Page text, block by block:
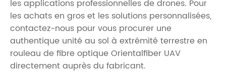
les applications professionnelles de drones. Pour
les achats en gros et les solutions personnalisées,
contactez-nous pour vous procurer une
authentique unité au sol à extrémité terrestre en
rouleau de fibre optique Orientalfiber UAV
directement auprès du fabricant.